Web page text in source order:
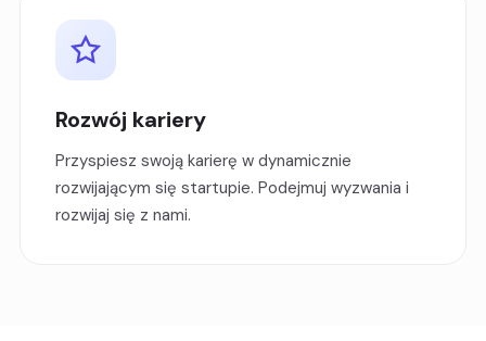
Rozwój kariery
Przyspiesz swoją karierę w dynamicznie
rozwijającym się startupie. Podejmuj wyzwania i
rozwijaj się z nami.